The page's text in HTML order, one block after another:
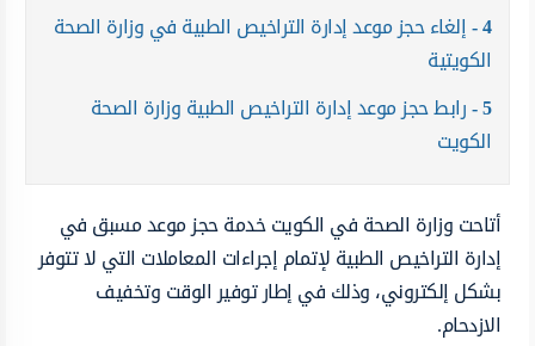
4 إلغاء حجز موعد إدارة التراخيص الطبية في وزارة الصحة
الكويتية
5 رابط حجز موعد إدارة التراخيص الطبية وزارة الصحة
الكويت
أتاحت وزارة الصحة في الكويت خدمة حجز موعد مسبق في
إدارة التراخيص الطبية لإتمام إجراءات المعاملات التي لا تتوفر
بشكل إلكتروني، وذلك في إطار توفير الوقت وتخفيف
الازدحام.